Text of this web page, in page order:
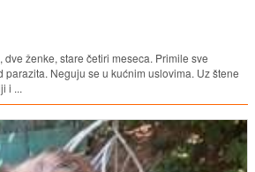
ženke, stare četiri meseca. Primile sve
Neguju se u kućnim uslovima. Uz štene
i ...